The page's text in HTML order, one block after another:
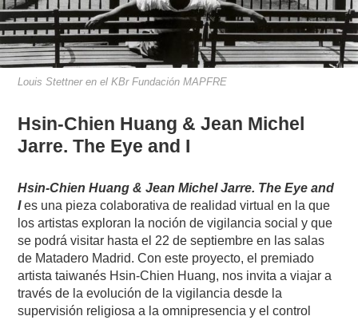
Louis Stettner en el KBr Fundación MAPFRE
Hsin-Chien Huang & Jean Michel
Jarre. The Eye and I
Hsin-Chien Huang & Jean Michel Jarre. The Eye and
Ies una pieza colaborativa de realidad virtual en la que
los artistas exploran la noción de vigilancia social y que
se podrá visitar hasta el 22 de septiembre en las salas
de Matadero Madrid. Con este proyecto, el premiado
artista taiwanés Hsin-Chien Huang, nos invita a viajar a
través de la evolución de la vigilancia desde la
supervisión religiosa a la omnipresencia y el control